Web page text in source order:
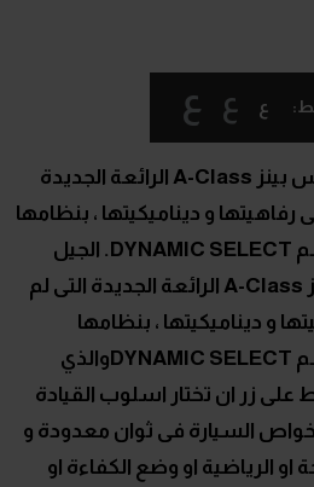
ع ع ع
الجيل الجديد من مرسيدس بينز A-Class الرائعة الجديدة
و ديناميكيتها ، بنظامها
الاستثنائى المعروف باسم DYNAMIC SELECT. الجيل
الجديد من مرسيدس بينز A-Class الرائعة الجديدة التى لم
و ديناميكيتها ، بنظامها
الاستثنائى المعروف باسم DYNAMIC SELECTوالذي
زر ان تختار اسلوب القيادة
السيارة فى ثوان معدودة و
او الرياضية او وضع الكفاءة او